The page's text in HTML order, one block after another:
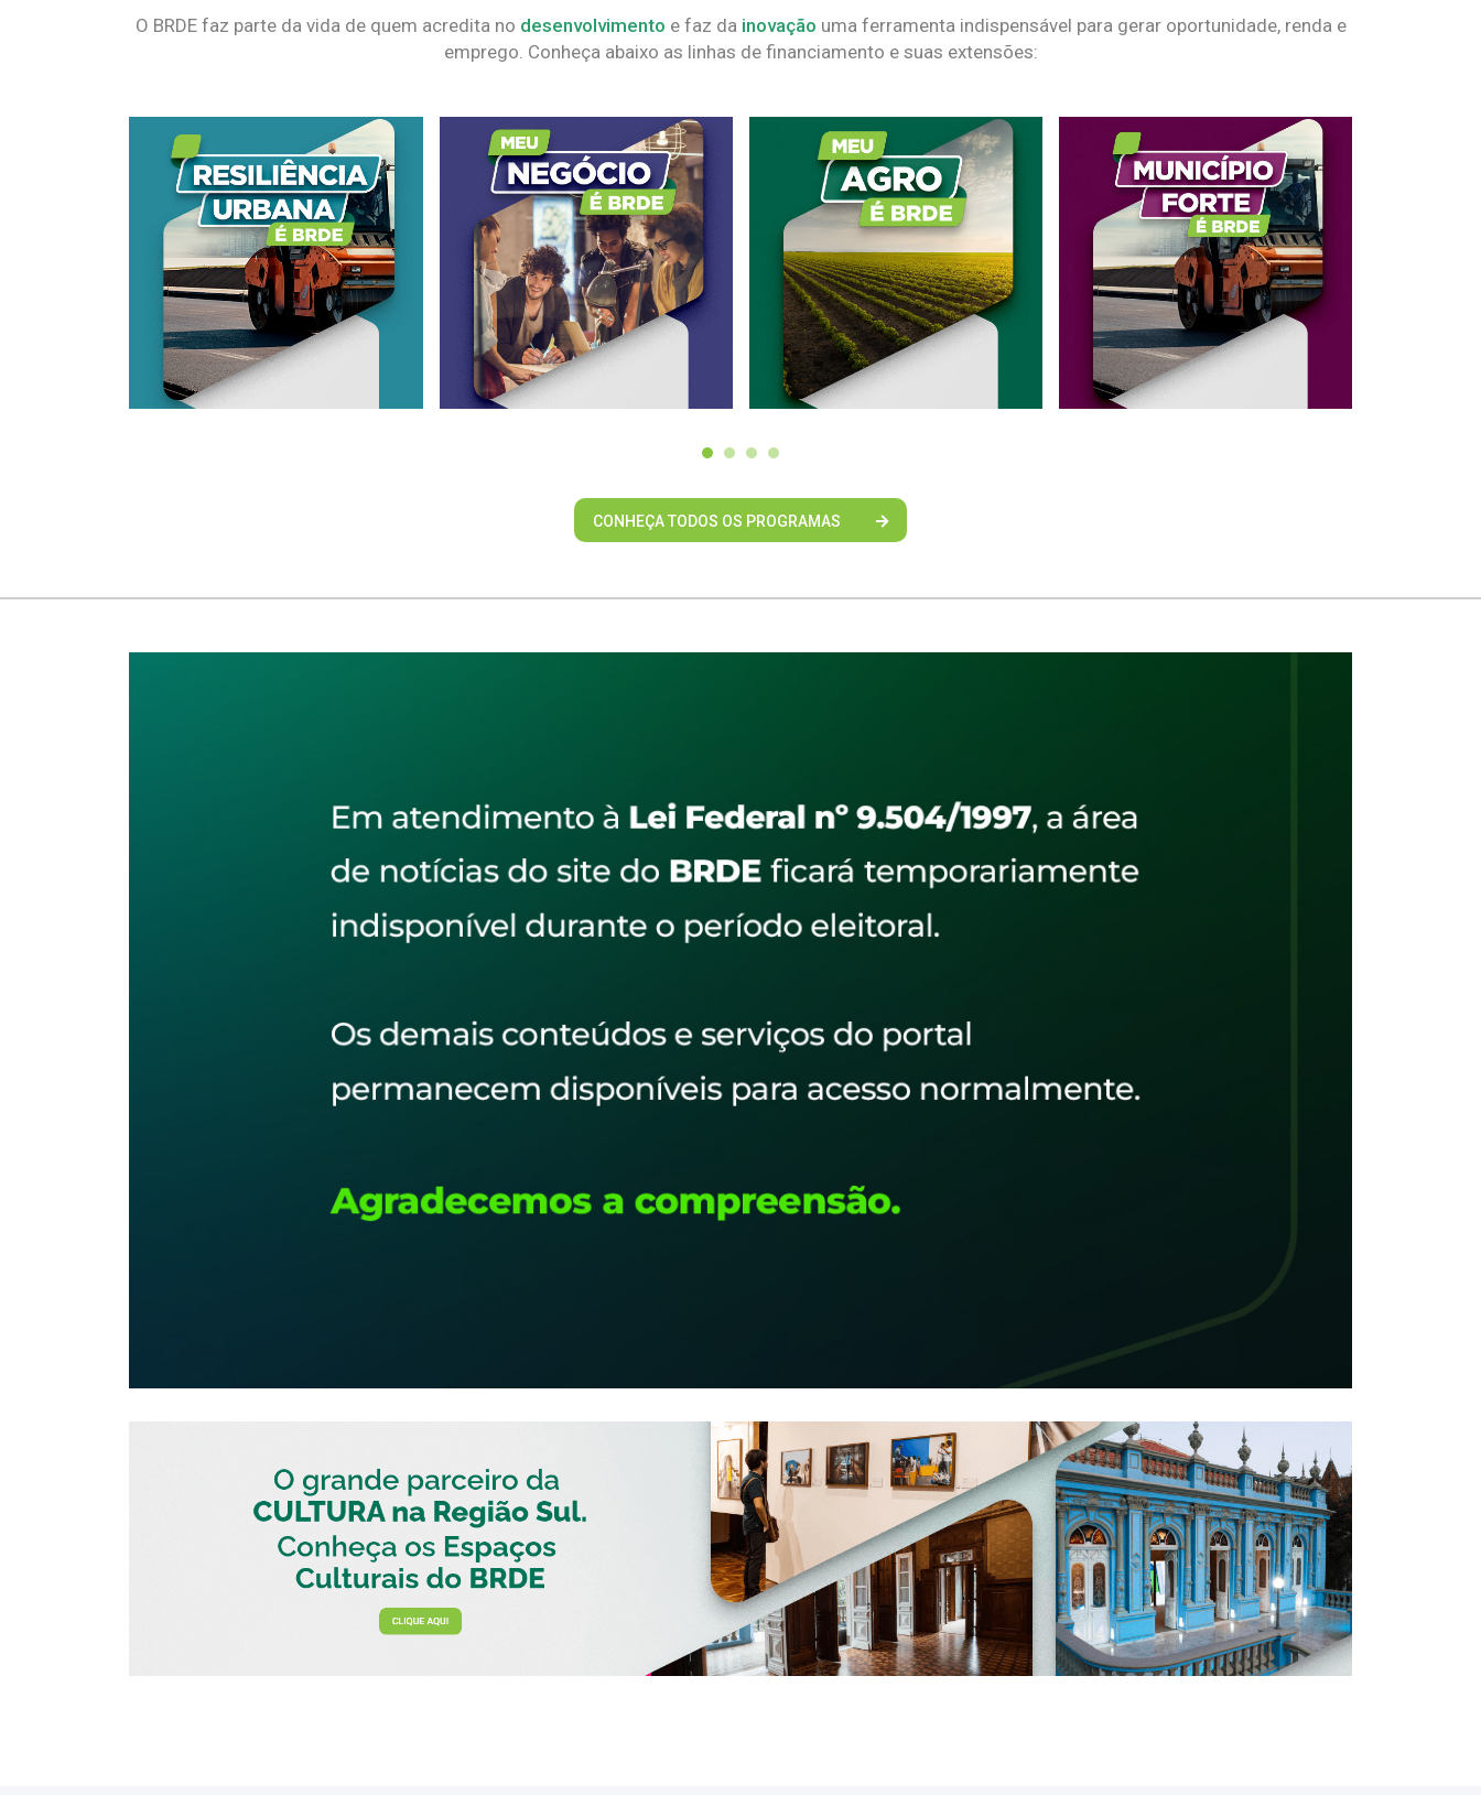
O BRDE faz parte da vida de quem acredita no desenvolvimento e faz da inovação uma ferramenta indispensável para gerar oportunidade, renda e
emprego. Conheça abaixo as linhas de financiamento e suas extensões:
CONHEÇA TODOS OS PROGRAMAS